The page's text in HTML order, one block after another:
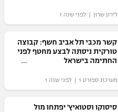
לירון שרון | לפני שנה 1
קשר מכבי תל אביב חשף: קבוצה
טורקית ניסתה לבצע מחטף לפני
החתימה בישראל
מערכת ספורט 1 | לפני שנה 1
סיסוקו וסטואיץ' יפתחו מול